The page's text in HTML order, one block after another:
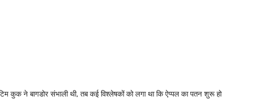
कुक ने बागडोर संभाली थी, तब कई विश्लेषकों को लगा था कि ऐप्पल का पतन शुरू हो